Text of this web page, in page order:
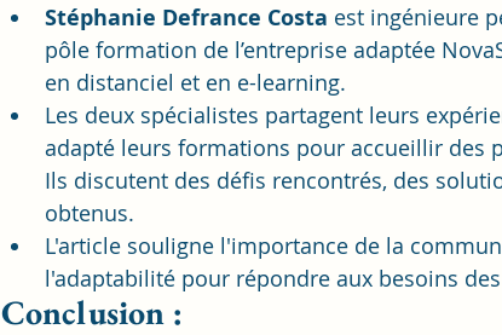
Stéphanie Defrance Costa est ingénieure
pôle formation de l’entreprise adaptée
en distanciel et en e-learning.
Les deux spécialistes partagent leurs
adapté leurs formations pour accueillir des
Ils discutent des défis rencontrés, des
obtenus.
L'article souligne l'importance de la
l'adaptabilité pour répondre aux besoins
Conclusion :